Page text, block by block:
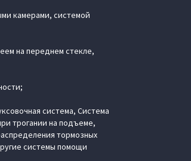
камерами, системой
на переднем стекле,
система, Система
трогании на подъеме,
тормозных
системы помощи